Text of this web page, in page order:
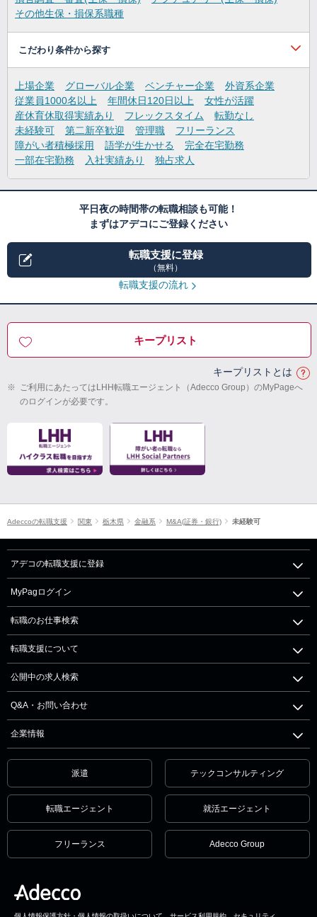
その他生保・損保系職種
こだわり条件から探す
上場企業 グローバル企業 ベンチャー企業
外資系企業
従業員1000名以上
年間休日120日以上
女性が活躍
産休育休取得実績あり
フレックスタイム
転勤なし
未経験可
第二新卒歓迎 管理職
フリーランス
障がい者積極採用
語学が生かせる
完全在宅勤務
一部在宅勤務
入社実績あり 独占求人
平日夜の時間帯の転職相談も可能！
まずはアデコにご登録ください
転職支援に登録
（無料）
転職支援の流れ
キープリスト
キープリストとは
※ ご利用にあたってはLHH転職エージェント（Adecco Group）のMyPageへ
のログインが必要です。
Adeccoの転職支援 関東 栃木県 金融系 M&A(証券・銀行) 未経験可
アデコの転職支援に登録
MyPagログイン
転職のお仕事検索
転職支援について
公開中の求人検索
Q&A・お問い合わせ
企業情報
派遣 テックコンサルティング
転職エージェント 就活エージェント
フリーランス Adecco Group